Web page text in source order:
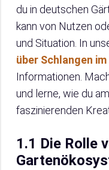
du in deutschen
kann von Nutzen
und Situation. In
über Schlangen
Informationen.
und lerne, wie du
faszinierenden
1.1 Die Rolle